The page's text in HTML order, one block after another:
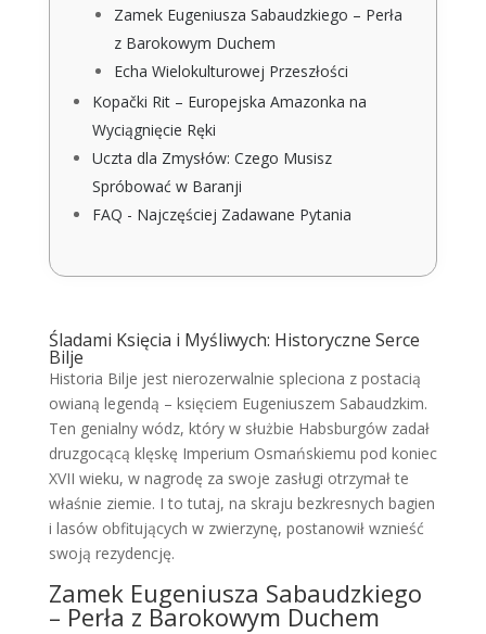
Zamek Eugeniusza Sabaudzkiego – Perła
z Barokowym Duchem
Echa Wielokulturowej Przeszłości
Kopački Rit – Europejska Amazonka na
Wyciągnięcie Ręki
Uczta dla Zmysłów: Czego Musisz
Spróbować w Baranji
FAQ - Najczęściej Zadawane Pytania
Śladami Księcia i Myśliwych: Historyczne Serce
Bilje
Historia Bilje jest nierozerwalnie spleciona z postacią
owianą legendą – księciem Eugeniuszem Sabaudzkim.
Ten genialny wódz, który w służbie Habsburgów zadał
druzgocącą klęskę Imperium Osmańskiemu pod koniec
XVII wieku, w nagrodę za swoje zasługi otrzymał te
właśnie ziemie. I to tutaj, na skraju bezkresnych bagien
i lasów obfitujących w zwierzynę, postanowił wznieść
swoją rezydencję.
Zamek Eugeniusza Sabaudzkiego
– Perła z Barokowym Duchem